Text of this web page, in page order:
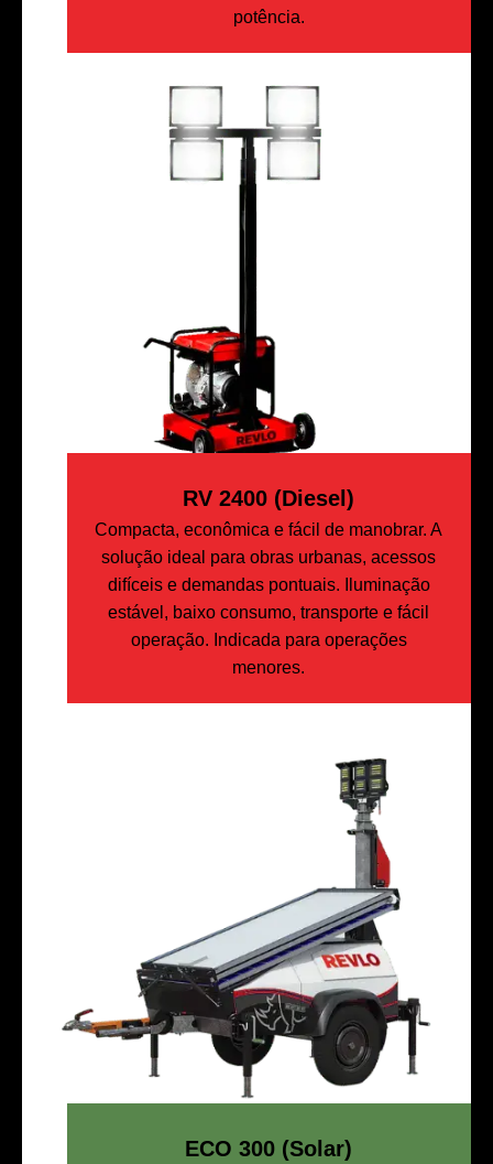
potência.
RV 2400 (Diesel)
Compacta, econômica e fácil de manobrar. A
solução ideal para obras urbanas, acessos
difíceis e demandas pontuais. Iluminação
estável, baixo consumo, transporte e fácil
operação. Indicada para operações
menores.
ECO 300 (Solar)